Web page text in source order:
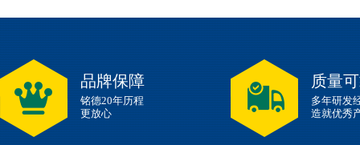
品牌保障
铭德20年历程
更放心
质量
多年研发
造就优秀